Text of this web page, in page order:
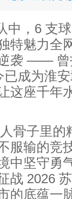
中，6 支
特魅力全
袭 —— 曾
已成为淮
这座千年
骨子里的
服输的竞
中坚守勇
战 2026
的底蕴